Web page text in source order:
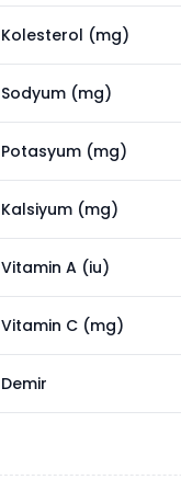
Kolesterol (mg)
Sodyum (mg)
Potasyum (mg)
Kalsiyum (mg)
Vitamin A (iu)
Vitamin C (mg)
Demir